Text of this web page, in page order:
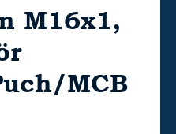
M16x1,
MCB